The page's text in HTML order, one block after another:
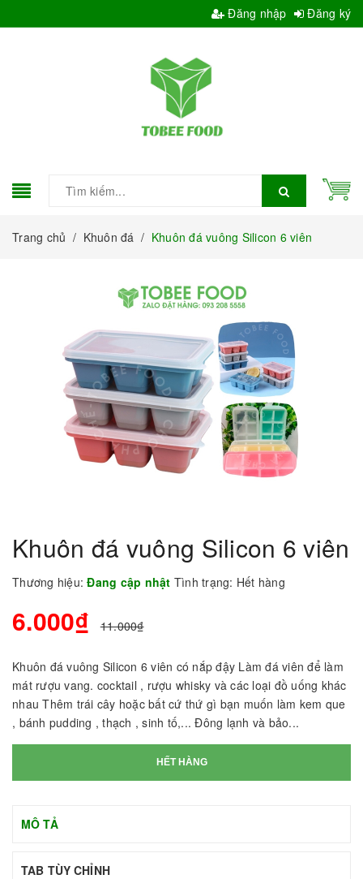
Đăng nhập Đăng ký
Trang chủ / Khuôn đá / Khuôn đá vuông Silicon 6 viên
Khuôn đá vuông Silicon 6 viên
Thương hiệu: Đang cập nhật Tình trạng: Hết hàng
6.000₫ 11.000₫
Khuôn đá vuông Silicon 6 viên có nắp đậy Làm đá viên để làm
mát rượu vang. cocktail , rượu whisky và các loại đồ uống khác
nhau Thêm trái cây hoặc bất cứ thứ gì bạn muốn làm kem que
, bánh pudding , thạch , sinh tố,... Đông lạnh và bảo...
HẾT HÀNG
MÔ TẢ
TAB TÙY CHỈNH